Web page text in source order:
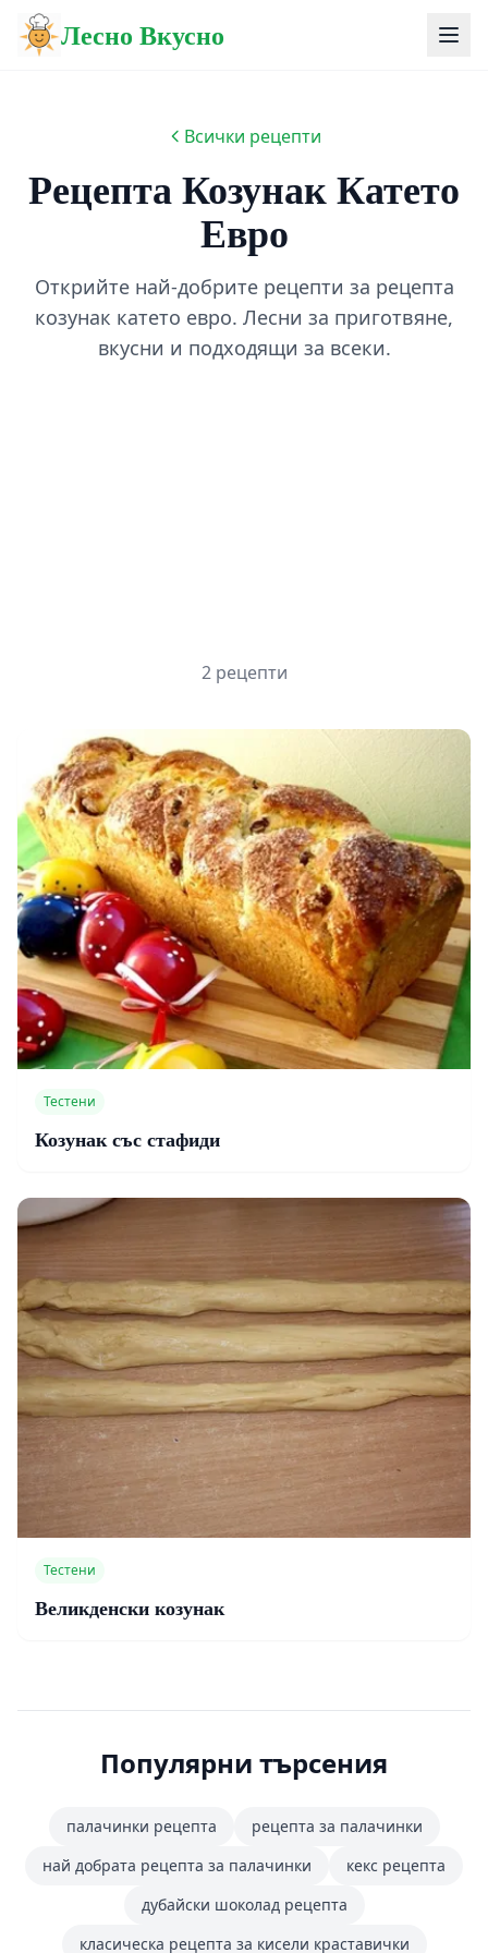
Лесно Вкусно
Всички рецепти
Рецепта Козунак Катето
Евро
Открийте най-добрите рецепти за рецепта
козунак катето евро. Лесни за приготвяне,
вкусни и подходящи за всеки.
2 рецепти
Тестени
Козунак със стафиди
Тестени
Великденски козунак
Популярни търсения
палачинки рецепта
рецепта за палачинки
най добрата рецепта за палачинки
кекс рецепта
дубайски шоколад рецепта
класическа рецепта за кисели краставички